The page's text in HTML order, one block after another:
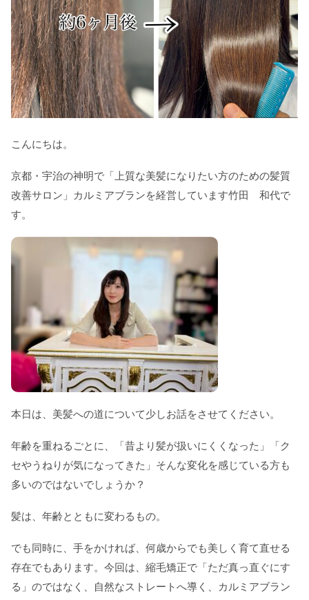
こんにちは。
京都・宇治の神明で「上質な美髪になりたい方のための髪質
改善サロン」カルミアブランを経営しています竹田 和代で
す。
本日は、美髪への道について少しお話をさせてください。
年齢を重ねるごとに、「昔より髪が扱いにくくなった」「ク
セやうねりが気になってきた」そんな変化を感じている方も
多いのではないでしょうか？
髪は、年齢とともに変わるもの。
でも同時に、手をかければ、何歳からでも美しく育て直せる
存在でもあります。今回は、縮毛矯正で「ただ真っ直ぐにす
る」のではなく、自然なストレートへ導く、カルミアブラン